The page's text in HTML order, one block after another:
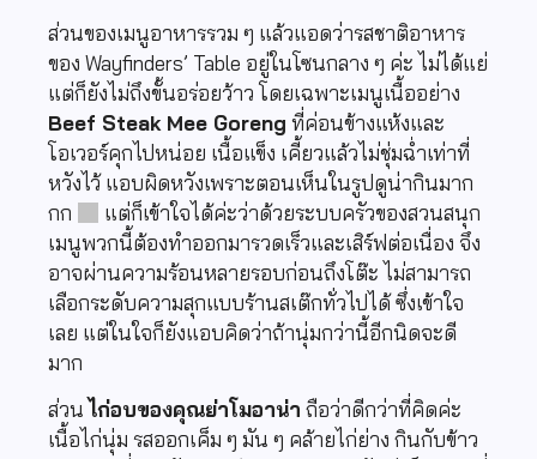
ส่วนของเมนูอาหารรวม ๆ แล้วแอดว่ารสชาติอาหาร
ของ Wayfinders’ Table อยู่ในโซนกลาง ๆ ค่ะ ไม่ได้แย่
แต่ก็ยังไม่ถึงขั้นอร่อยว้าว โดยเฉพาะเมนูเนื้ออย่าง
Beef Steak Mee Goreng ที่ค่อนข้างแห้งและ
โอเวอร์คุกไปหน่อย เนื้อแข็ง เคี้ยวแล้วไม่ชุ่มฉ่ำเท่าที่
หวังไว้ แอบผิดหวังเพราะตอนเห็นในรูปดูน่ากินมาก
กก
แต่ก็เข้าใจได้ค่ะว่าด้วยระบบครัวของสวนสนุก
เมนูพวกนี้ต้องทำออกมารวดเร็วและเสิร์ฟต่อเนื่อง จึง
อาจผ่านความร้อนหลายรอบก่อนถึงโต๊ะ ไม่สามารถ
เลือกระดับความสุกแบบร้านสเต๊กทั่วไปได้ ซึ่งเข้าใจ
เลย แต่ในใจก็ยังแอบคิดว่าถ้านุ่มกว่านี้อีกนิดจะดี
มาก
ส่วน ไก่อบของคุณย่าโมอาน่า ถือว่าดีกว่าที่คิดค่ะ
เนื้อไก่นุ่ม รสออกเค็ม ๆ มัน ๆ คล้ายไก่ย่าง กินกับข้าว